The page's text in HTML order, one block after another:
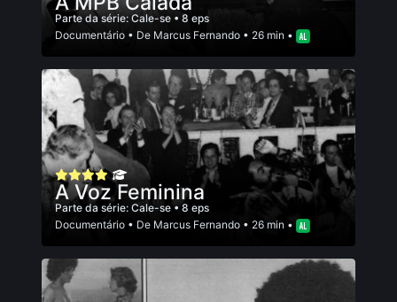
Parte da série: Cale-se • 8 eps
Documentário • De Marcus Fernando • 26 min •
A Voz Feminina
Parte da série: Cale-se • 8 eps
Documentário • De Marcus Fernando • 26 min •